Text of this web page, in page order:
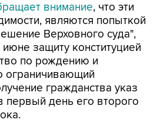
внимание, что эти
являются попыткой
Верховного суда",
защиту конституцией
по рождению и
ограничивающий
гражданства указ
первый день его второго